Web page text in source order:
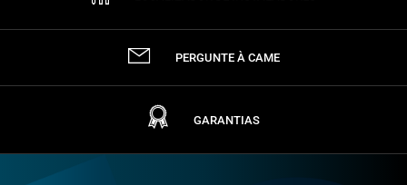
PERGUNTE À CAME
GARANTIAS